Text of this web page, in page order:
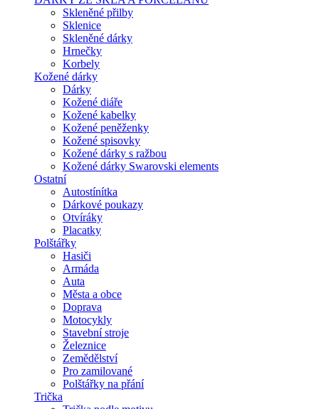
Skleněné přilby
Sklenice
Skleněné dárky
Hrnečky
Korbely
Kožené dárky
Dárky
Kožené diáře
Kožené kabelky
Kožené peněženky
Kožené spisovky
Kožené dárky s ražbou
Kožené dárky Swarovski elements
Ostatní
Autostínítka
Dárkové poukazy
Otvíráky
Placatky
Polštářky
Hasiči
Armáda
Auta
Města a obce
Doprava
Motocykly
Stavební stroje
Železnice
Zemědělství
Pro zamilované
Polštářky na přání
Trička